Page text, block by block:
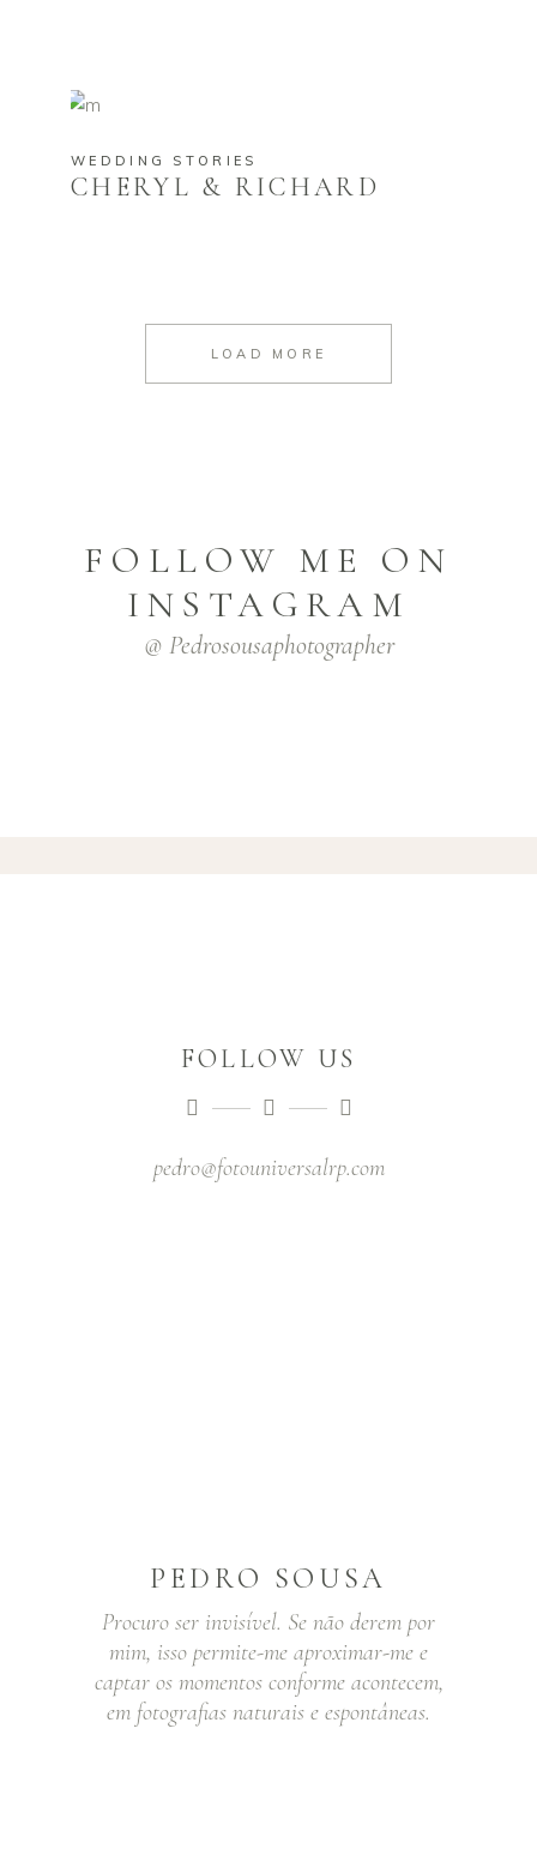
WEDDING STORIES
CHERYL & RICHARD
LOAD MORE
FOLLOW ME ON
INSTAGRAM
@ Pedrosousaphotographer
FOLLOW US
pedro@fotouniversalrp.com
PEDRO SOUSA
Procuro ser invisível. Se não derem por
mim, isso permite-me aproximar-me e
captar os momentos conforme acontecem,
em fotografias naturais e espontâneas.